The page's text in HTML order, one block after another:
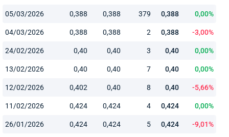
05/03/2026 0,388 0,388 379 0,388 0,00%
04/03/2026 0,388 0,388 2 0,388 -3,00%
24/02/2026 0,40 0,40 3 0,40 0,00%
13/02/2026 0,40 0,40 7 0,40 0,00%
12/02/2026 0,402 0,40 8 0,40 -5,66%
11/02/2026 0,424 0,424 4 0,424 0,00%
26/01/2026 0,424 0,424 5 0,424 -9,01%